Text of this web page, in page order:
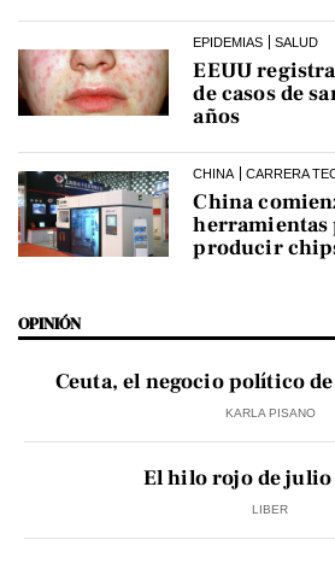
EPIDEMIAS SALUD
EEUU
de casos de
años
CHINA CARRERA
China
herramientas
producir
OPINIÓN
Ceuta, el negocio político
KARLA PISANO
El hilo rojo de julio
LIBER